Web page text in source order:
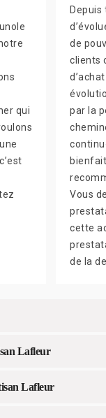
qui
Depuis
de
clients
par la
Vous
cette
de la
Lafleur
Lafleur